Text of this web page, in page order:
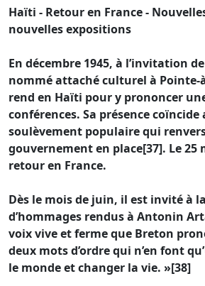
Haïti - Retour en France -
nouvelles expositions
En décembre 1945, à l’invitation
nommé attaché culturel à Pointe-
rend en Haïti pour y prononcer
conférences. Sa présence coïncide
soulèvement populaire qui
gouvernement en place[37]. Le 25
retour en France.
Dès le mois de juin, il est invité à
d’hommages rendus à Antonin
voix vive et ferme que Breton
deux mots d’ordre qui n’en font
le monde et changer la vie. »[38]